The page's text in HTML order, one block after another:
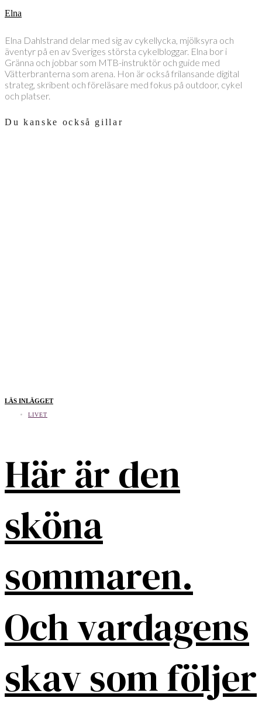
Elna
Elna Dahlstrand delar med sig av cykellycka, mjölksyra och
äventyr på en av Sveriges största cykelbloggar. Elna bor i
Gränna och jobbar som MTB-instruktör och guide med
Vätterbranterna som arena. Hon är också frilansande digital
strateg, skribent och föreläsare med fokus på outdoor, cykel
och platser.
Du kanske också gillar
LÄS INLÄGGET
LIVET
Här är den
sköna
sommaren.
Och vardagens
skav som följer